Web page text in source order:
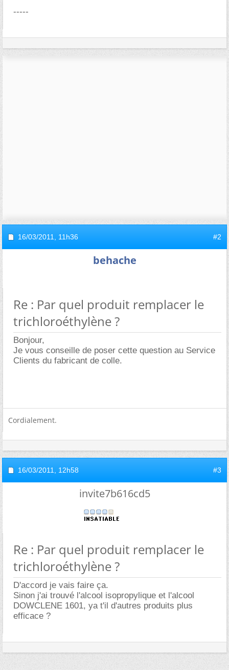
-----
16/03/2011, 11h36 #2
behache
Re : Par quel produit remplacer le
trichloroéthylène ?
Bonjour,
Je vous conseille de poser cette question au Service
Clients du fabricant de colle.
Cordialement.
16/03/2011, 12h58 #3
invite7b616cd5
Re : Par quel produit remplacer le
trichloroéthylène ?
D'accord je vais faire ça.
Sinon j'ai trouvé l'alcool isopropylique et l'alcool
DOWCLENE 1601, ya t'il d'autres produits plus
efficace ?